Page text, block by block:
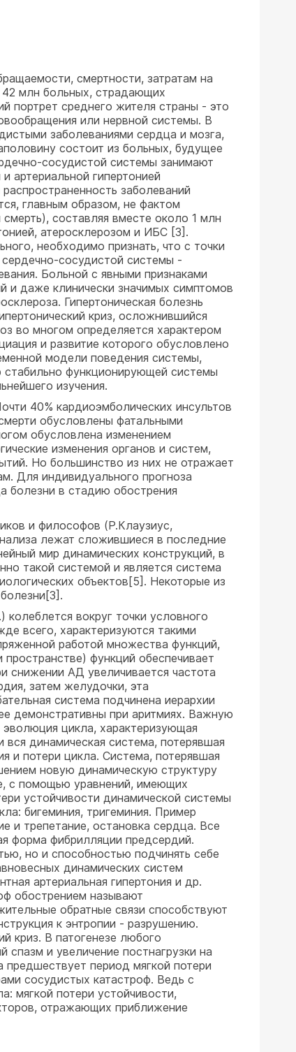
смертности, затратам на
42 млн больных, страдающих
портрет среднего жителя страны - это
или нервной системы. В
заболеваниями сердца и мозга,
состоит из больных, будущее
сосудистой системы занимают
артериальной гипертонией
заболеваний
главным образом, не фактом
составляя вместе около 1 млн
атеросклерозом и ИБС [3].
необходимо признать, что с точки
сердечно-сосудистой системы -
Больной с явными признаками
и даже клинически значимых симптомов
Гипертоническая болезнь
криз, осложнившийся
во многом определяется характером
и развитие которого обусловлено
модели поведения системы,
функционирующей системы
изучения.
40% кардиоэмболических инсультов
обусловлены фатальными
обусловлена изменением
изменения органов и систем,
Но большинство из них не отражает
Для индивидуального прогноза
болезни в стадию обострения
и философов (Р.Клаузиус,
лежат сложившиеся в последние
мир динамических конструкций, в
такой системой и является система
объектов[5]. Некоторые из
вокруг точки условного
всего, характеризуются такими
работой множества функций,
функций обеспечивает
снижении АД увеличивается частота
затем желудочки, эта
система подчинена иерархии
демонстративны при аритмиях. Важную
цикла, характеризующая
динамическая система, потерявшая
и потери цикла. Система, потерявшая
новую динамическую структуру
с помощью уравнений, имеющих
устойчивости динамической системы
бигеминия, тригеминия. Пример
и трепетание, остановка сердца. Все
форма фибрилляции предсердий.
но и способностью подчинять себе
динамических систем
артериальная гипертония и др.
обострением называют
обратные связи способствуют
к энтропии - разрушению.
криз. В патогенезе любого
и увеличение постнагрузки на
предшествует период мягкой потери
сосудистых катастроф. Ведь с
мягкой потери устойчивости,
отражающих приближение